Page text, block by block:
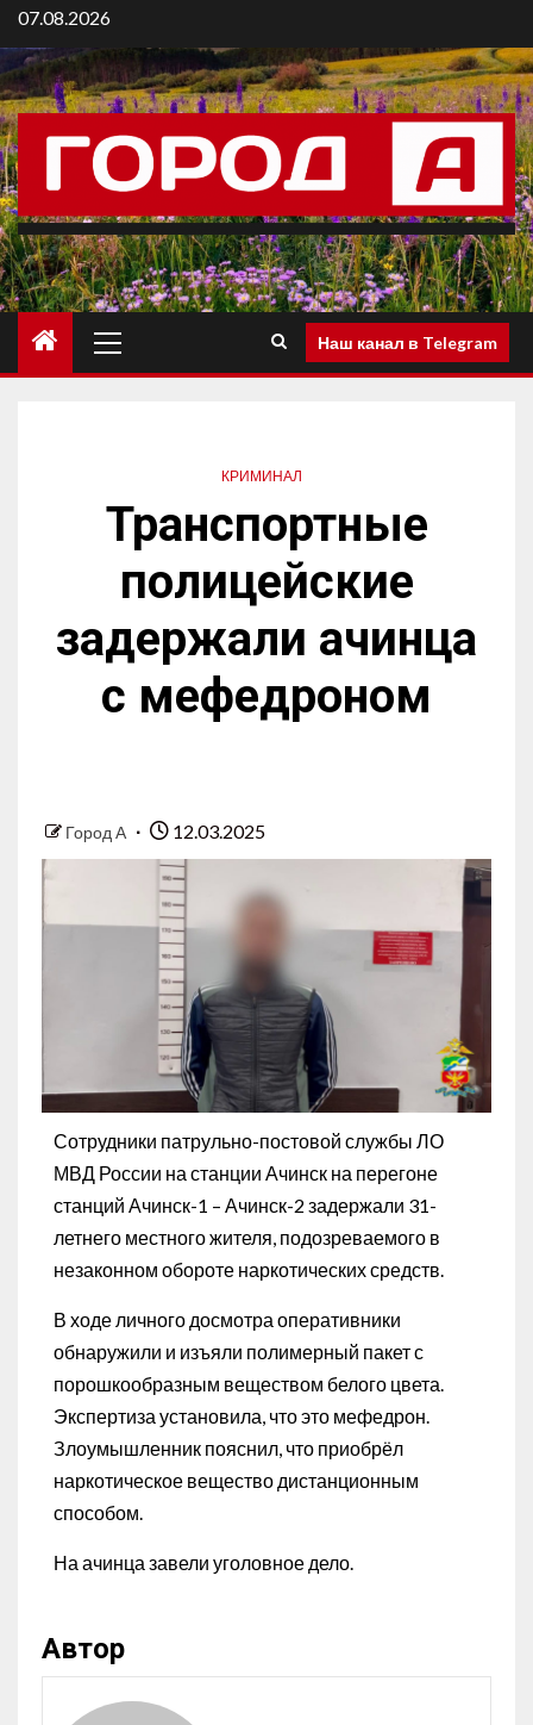
07.08.2026
Наш канал в Telegram
КРИМИНАЛ
Транспортные
полицейские
задержали ачинца
с мефедроном
Город А 12.03.2025
Сотрудники патрульно-постовой службы ЛО
МВД России на станции Ачинск на перегоне
станций Ачинск-1 – Ачинск-2 задержали 31-
летнего местного жителя, подозреваемого в
незаконном обороте наркотических средств.
В ходе личного досмотра оперативники
обнаружили и изъяли полимерный пакет с
порошкообразным веществом белого цвета.
Экспертиза установила, что это мефедрон.
Злоумышленник пояснил, что приобрёл
наркотическое вещество дистанционным
способом.
На ачинца завели уголовное дело.
Автор